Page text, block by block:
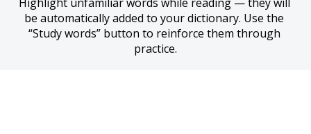
be automatically added to your dictionary. Use the
“Study words” button to reinforce them through
practice.